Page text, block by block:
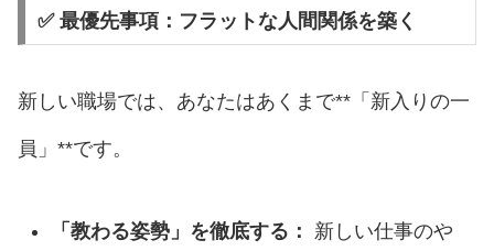
✅ 最優先事項：フラットな人間関係を築く
新しい職場では、あなたはあくまで**「新入りの一
員」**です。
「教わる姿勢」を徹底する： 新しい仕事のや